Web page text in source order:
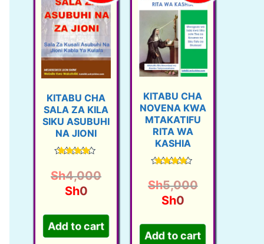
KITABU CHA
SALA ZA KILA
SIKU ASUBUHI
NA JIONI
4.46
out of 5
Sh4,000O
g
i
Sh0C
r
r
Add to cart
KITABU CHA
NOVENA KWA
MTAKATIFU
RITA WA
KASHIA
4.57
out of 5
Sh5,000O
g
Sh0C
r
Add to cart